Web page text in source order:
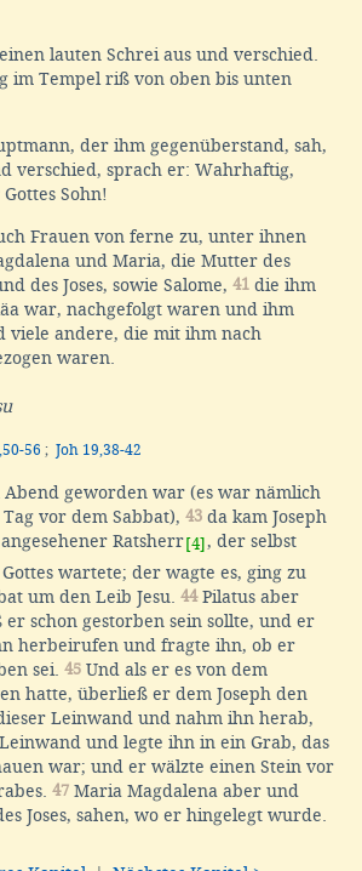
lauten Schrei aus und verschied.
im Tempel riß von oben bis unten
der ihm gegenüberstand, sah,
verschied, sprach er: Wahrhaftig,
Sohn!
Frauen von ferne zu, unter ihnen
und Maria, die Mutter des
des Joses, sowie Salome, 41 die ihm
war, nachgefolgt waren und ihm
viele andere, die mit ihm nach
waren.
56 ; Joh 19,38-42
Abend geworden war (es war nämlich
vor dem Sabbat), 43 da kam Joseph
Ratsherr[4], der selbst
wartete; der wagte es, ging zu
um den Leib Jesu. 44Pilatus aber
schon gestorben sein sollte, und er
herbeirufen und fragte ihn, ob er
sei. 45 Und als er es von dem
hatte, überließ er dem Joseph den
Leinwand und nahm ihn herab,
und legte ihn in ein Grab, das
war; und er wälzte einen Stein vor
47 Maria Magdalena aber und
Joses, sahen, wo er hingelegt wurde.